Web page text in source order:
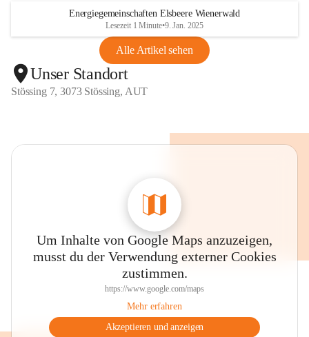
Energiegemeinschaften Elsbeere Wienerwald
Lesezeit 1 Minute•9. Jan. 2025
Alle Artikel sehen
Unser Standort
Stössing 7, 3073 Stössing, AUT
Um Inhalte von Google Maps anzuzeigen,
musst du der Verwendung externer Cookies
zustimmen.
https://www.google.com/maps
Mehr erfahren
Akzeptieren und anzeigen